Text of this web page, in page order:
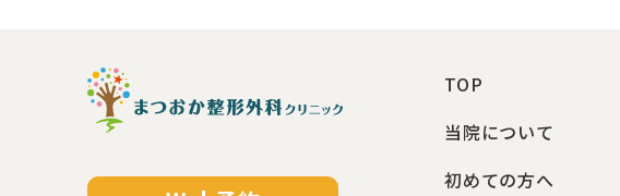
TOP
当院について
初めての方へ